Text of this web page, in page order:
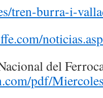
tren-burra-i-
del
pdf/